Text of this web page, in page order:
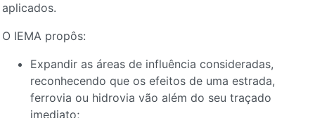
aplicados.
O IEMA propôs:
Expandir as áreas de influência consideradas,
reconhecendo que os efeitos de uma estrada,
ferrovia ou hidrovia vão além do seu traçado
imediato;